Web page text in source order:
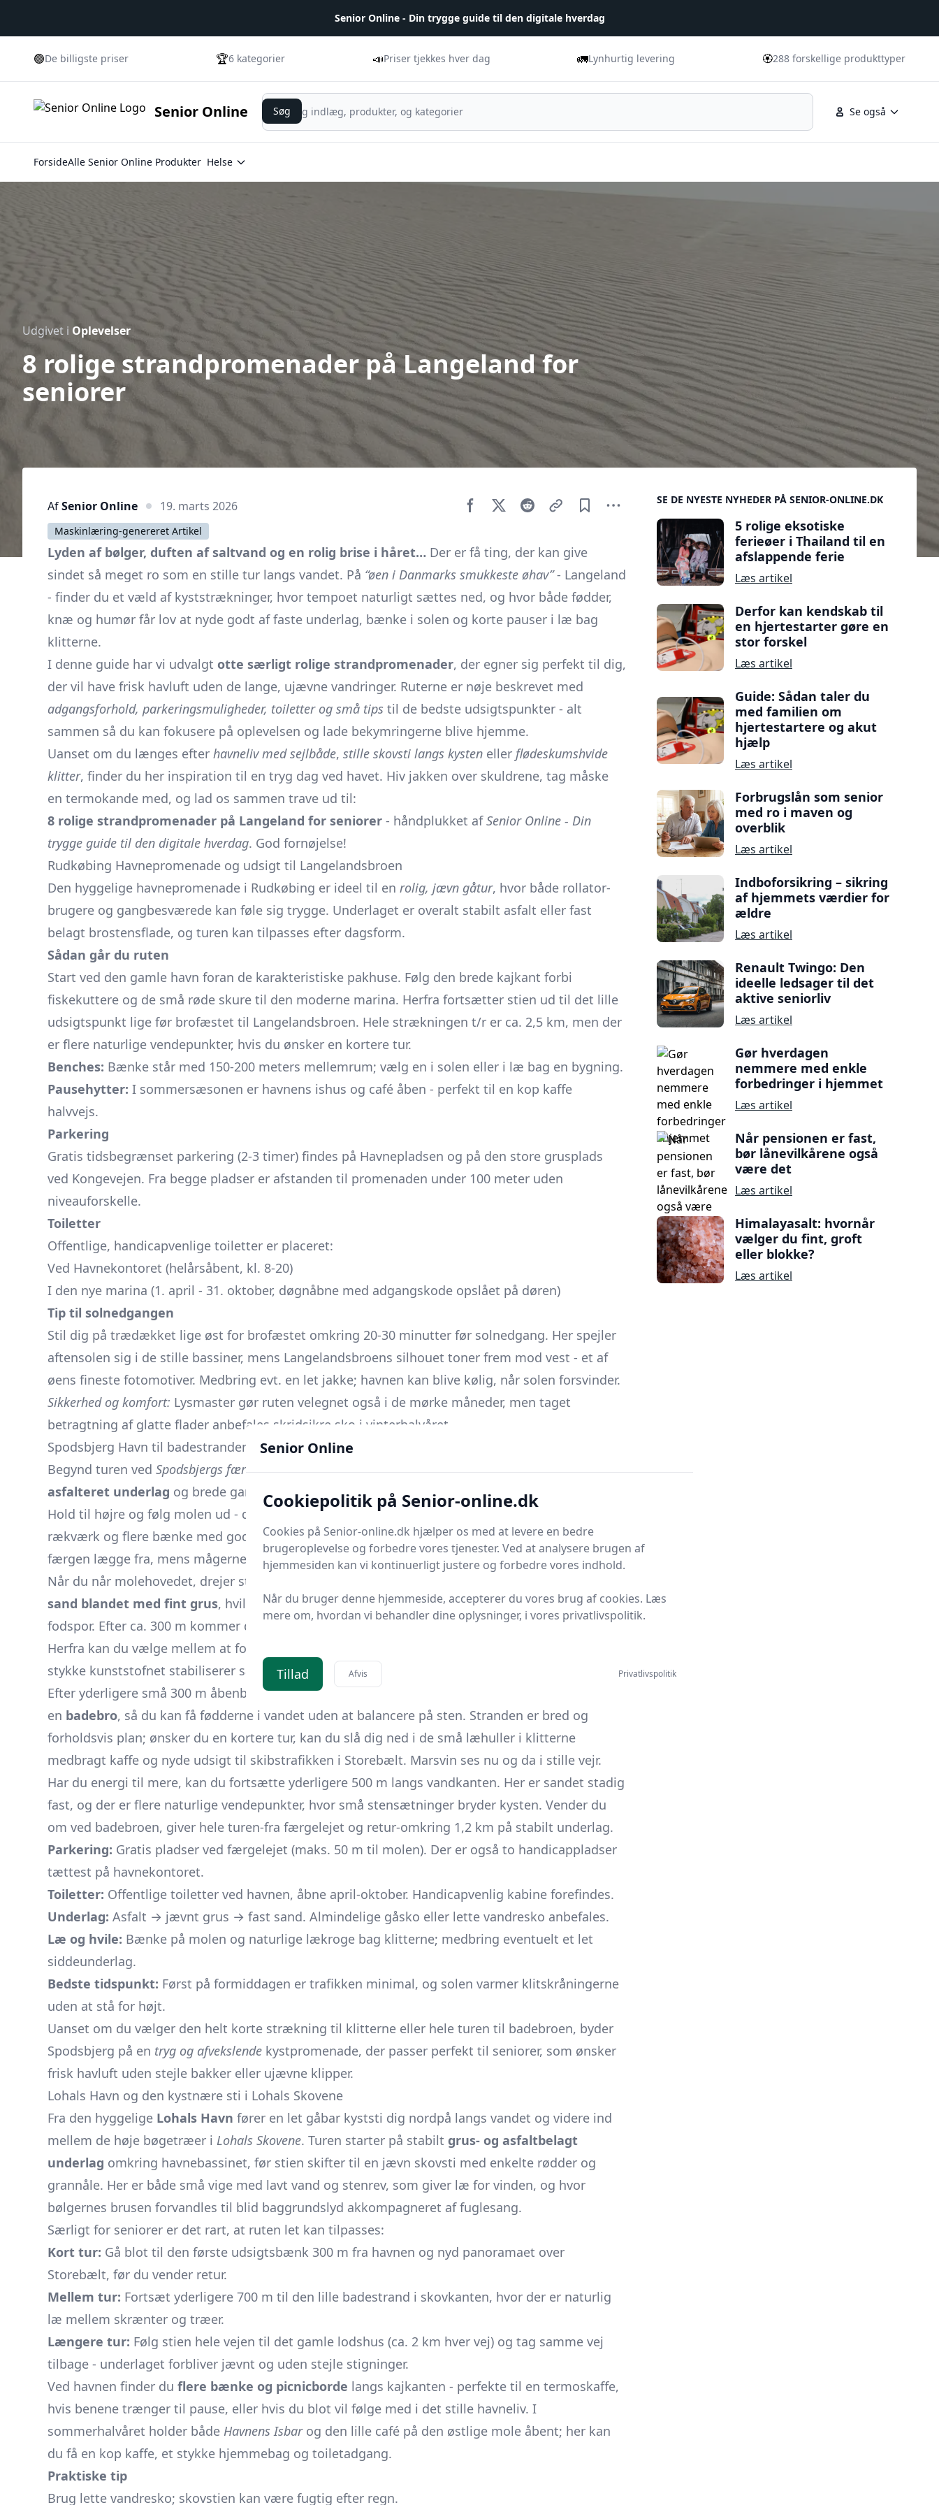
Senior Online - Din trygge guide til den digitale hverdag
🟢De billigste priser 🏆6 kategorier 📣Priser tjekkes hver dag 🚛Lynhurtig levering 🏵️288 forskellige produkttyper
Senior Online Se også
Søg
Søg
ForsideAlle Senior Online Produkter Helse
Udgivet i Oplevelser
8 rolige strandpromenader på Langeland for
seniorer
AfSenior Online 19. marts 2026
Maskinlæring-genereret Artikel
Lyden af bølger, duften af saltvand og en rolig brise i håret… Der er få ting, der kan give
sindet så meget ro som en stille tur langs vandet. På “øen i Danmarks smukkeste øhav”- Langeland
- finder du et væld af kyststrækninger, hvor tempoet naturligt sættes ned, og hvor både fødder,
knæ og humør får lov at nyde godt af faste underlag, bænke i solen og korte pauser i læ bag
klitterne.
I denne guide har vi udvalgt otte særligt rolige strandpromenader, der egner sig perfekt til dig,
der vil have frisk havluft uden de lange, ujævne vandringer. Ruterne er nøje beskrevet med
adgangsforhold, parkeringsmuligheder, toiletter og små tips til de bedste udsigtspunkter - alt
sammen så du kan fokusere på oplevelsen og lade bekymringerne blive hjemme.
Uanset om du længes efter havneliv med sejlbåde, stille skovsti langs kysten eller flødeskumshvide
klitter, finder du her inspiration til en tryg dag ved havet. Hiv jakken over skuldrene, tag måske
en termokande med, og lad os sammen trave ud til:
8 rolige strandpromenader på Langeland for seniorer - håndplukket afSenior Online - Din
trygge guide til den digitale hverdag. God fornøjelse!
Rudkøbing Havnepromenade og udsigt til Langelandsbroen
Den hyggelige havnepromenade i Rudkøbing er ideel til en rolig, jævn gåtur, hvor både rollator-
brugere og gangbesværede kan føle sig trygge. Underlaget er overalt stabilt asfalt eller fast
belagt brostensflade, og turen kan tilpasses efter dagsform.
Sådan går du ruten
Start ved den gamle havn foran de karakteristiske pakhuse. Følg den brede kajkant forbi
fiskekuttere og de små røde skure til den moderne marina. Herfra fortsætter stien ud til det lille
udsigtspunkt lige før brofæstet til Langelandsbroen. Hele strækningen t/r er ca. 2,5 km, men der
er flere naturlige vendepunkter, hvis du ønsker en kortere tur.
Benches: Bænke står med 150-200 meters mellemrum; vælg en i solen eller i læ bag en bygning.
Pausehytter: I sommersæsonen er havnens ishus og café åben - perfekt til en kop kaffe
halvvejs.
Parkering
Gratis tidsbegrænset parkering (2-3 timer) findes på Havnepladsen og på den store grusplads
ved Kongevejen. Fra begge pladser er afstanden til promenaden under 100 meter uden
niveauforskelle.
Toiletter
Offentlige, handicapvenlige toiletter er placeret:
Ved Havnekontoret (helårsåbent, kl. 8-20)
I den nye marina (1. april - 31. oktober, døgnåbne med adgangskode opslået på døren)
Tip til solnedgangen
Stil dig på trædækket lige øst for brofæstet omkring 20-30 minutter før solnedgang. Her spejler
aftensolen sig i de stille bassiner, mens Langelandsbroens silhouet toner frem mod vest - et af
øens fineste fotomotiver. Medbring evt. en let jakke; havnen kan blive kølig, når solen forsvinder.
Sikkerhed og komfort: Lysmaster gør ruten velegnet også i de mørke måneder, men taget
betragtning af glatte flader anbefales skridsikre sko i vinterhalvåret.
Spodsbjerg Havn til badestranden mod nord
Begynd turen ved Spodsbjergs færgeleje, hvor færgen fra Lolland lægger til. Her finder du både
asfalteret underlag og brede gangarealer, så du kan komme roligt i gang med promenaden.
Hold til højre og følg molen ud - den er belagt med jævnt grus, har lave stensætninger som
rækværk og flere bænke med god rygstøtte. Det er et oplagt sted at standse et øjeblik og se
færgen lægge fra, mens mågerne kredser over havnebassinet.
Når du når molehovedet, drejer stien nordpå langs kysten. Underlaget skifter til
sand blandet med fint grus, hvilket gør strækningen velegnet til etroligt tempo uden dybe
fodspor. Efter ca. 300 m kommer du bag lave klitter, som giver behagelig læ på blæsende dage.
Herfra kan du vælge mellem at fortsætte i strandkanten eller følge den øverste stitråd, hvor et
stykke kunststofnet stabiliserer sandet for lettere fremkommelighed.
Efter yderligere små 300 m åbenbarer den lavvandede badestrand sig. Om sommeren opstilles
en badebro, så du kan få fødderne i vandet uden at balancere på sten. Stranden er bred og
forholdsvis plan; ønsker du en kortere tur, kan du slå dig ned i de små læhuller i klitterne
medbragt kaffe og nyde udsigt til skibstrafikken i Storebælt. Marsvin ses nu og da i stille vejr.
Har du energi til mere, kan du fortsætte yderligere 500 m langs vandkanten. Her er sandet stadig
fast, og der er flere naturlige vendepunkter, hvor små stensætninger bryder kysten. Vender du
om ved badebroen, giver hele turen-fra færgelejet og retur-omkring 1,2 km på stabilt underlag.
Parkering: Gratis pladser ved færgelejet (maks. 50 m til molen). Der er også to handicappladser
tættest på havnekontoret.
Toiletter: Offentlige toiletter ved havnen, åbne april-oktober. Handicapvenlig kabine forefindes.
Underlag: Asfalt → jævnt grus → fast sand. Almindelige gåsko eller lette vandresko anbefales.
Læ og hvile: Bænke på molen og naturlige lækroge bag klitterne; medbring eventuelt et let
siddeunderlag.
Bedste tidspunkt: Først på formiddagen er trafikken minimal, og solen varmer klitskråningerne
uden at stå for højt.
Uanset om du vælger den helt korte strækning til klitterne eller hele turen til badebroen, byder
Spodsbjerg på en tryg og afvekslende kystpromenade, der passer perfekt til seniorer, som ønsker
frisk havluft uden stejle bakker eller ujævne klipper.
Lohals Havn og den kystnære sti i Lohals Skovene
Fra den hyggelige Lohals Havn fører en let gåbar kyststi dig nordpå langs vandet og videre ind
mellem de høje bøgetræer i Lohals Skovene. Turen starter på stabilt grus- og asfaltbelagt
underlag omkring havnebassinet, før stien skifter til en jævn skovsti med enkelte rødder og
grannåle. Her er både små vige med lavt vand og stenrev, som giver læ for vinden, og hvor
bølgernes brusen forvandles til blid baggrundslyd akkompagneret af fuglesang.
Særligt for seniorer er det rart, at ruten let kan tilpasses:
Kort tur: Gå blot til den første udsigtsbænk 300 m fra havnen og nyd panoramaet over
Storebælt, før du vender retur.
Mellem tur: Fortsæt yderligere 700 m til den lille badestrand i skovkanten, hvor der er naturlig
læ mellem skrænter og træer.
Længere tur: Følg stien hele vejen til det gamle lodshus (ca. 2 km hver vej) og tag samme vej
tilbage - underlaget forbliver jævnt og uden stejle stigninger.
Ved havnen finder du flere bænke og picnicborde langs kajkanten - perfekte til en termoskaffe,
hvis benene trænger til pause, eller hvis du blot vil følge med i det stille havneliv. I
sommerhalvåret holder både Havnens Isbarog den lille café på den østlige mole åbent; her kan
du få en kop kaffe, et stykke hjemmebag og toiletadgang.
Praktiske tip
Brug lette vandresko; skovstien kan være fugtig efter regn.
Sidebar
SE DE NYESTE NYHEDER PÅ SENIOR-ONLINE.DK
5 rolige eksotiske
ferieøer i Thailand til en
afslappende ferie
Læs artikel
Derfor kan kendskab til
en hjertestarter gøre en
stor forskel
Læs artikel
Guide: Sådan taler du
med familien om
hjertestartere og akut
hjælp
Læs artikel
Forbrugslån som senior
med ro i maven og
overblik
Læs artikel
Indboforsikring – sikring
af hjemmets værdier for
ældre
Læs artikel
Renault Twingo: Den
ideelle ledsager til det
aktive seniorliv
Læs artikel
Gør hverdagen
nemmere med enkle
forbedringer i hjemmet
Læs artikel
Når pensionen er fast,
bør lånevilkårene også
være det
Læs artikel
Himalayasalt: hvornår
vælger du fint, groft
eller blokke?
Læs artikel
Senior Online
Cookiepolitik på Senior-online.dk
Cookies på Senior-online.dk hjælper os med at levere en bedre
brugeroplevelse og forbedre vores tjenester. Ved at analysere brugen af
hjemmesiden kan vi kontinuerligt justere og forbedre vores indhold.
Når du bruger denne hjemmeside, accepterer du vores brug af cookies. Læs
mere om, hvordan vi behandler dine oplysninger, i vores privatlivspolitik.
Tillad Afvis Privatlivspolitik